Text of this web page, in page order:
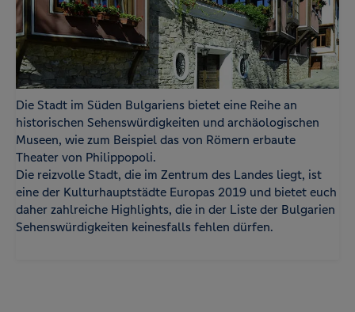
Die Stadt im Süden Bulgariens bietet eine Reihe an
historischen Sehenswürdigkeiten und archäologischen
Museen, wie zum Beispiel das von Römern erbaute
Theater von Philippopoli.
Die reizvolle Stadt, die im Zentrum des Landes liegt, ist
eine der Kulturhauptstädte Europas 2019 und bietet euch
daher zahlreiche Highlights, die in der Liste der Bulgarien
Sehenswürdigkeiten keinesfalls fehlen dürfen.